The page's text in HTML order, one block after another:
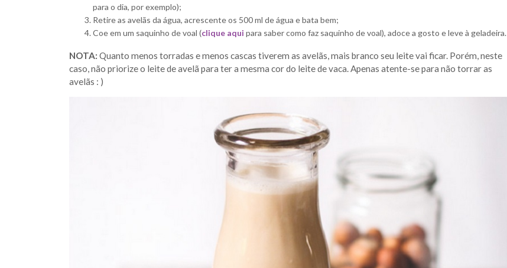
para o dia, por exemplo);
Retire as avelãs da água, acrescente os 500 ml de água e bata bem;
Coe em um saquinho de voal (clique aqui para saber como faz saquinho de voal), adoce a gosto e leve à geladeira.
NOTA: Quanto menos torradas e menos cascas tiverem as avelãs, mais branco seu leite vai ficar. Porém, neste
caso, não priorize o leite de avelã para ter a mesma cor do leite de vaca. Apenas atente-se para não torrar as
avelãs : )